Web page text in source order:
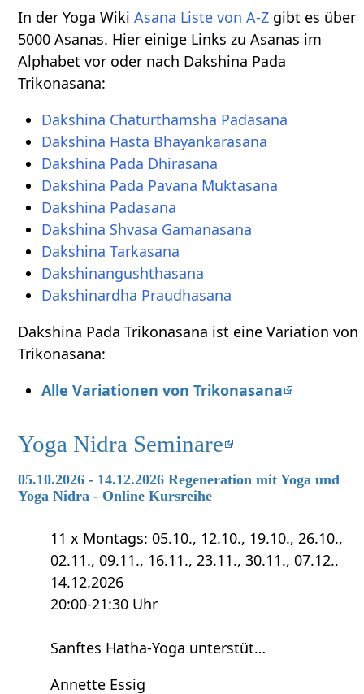
In der Yoga WikiAsana Liste von A-Z gibt es über
5000 Asanas. Hier einige Links zu Asanas im
Alphabet vor oder nach Dakshina Pada
Trikonasana:
Dakshina Chaturthamsha Padasana
Dakshina Hasta Bhayankarasana
Dakshina Pada Dhirasana
Dakshina Pada Pavana Muktasana
Dakshina Padasana
Dakshina Shvasa Gamanasana
Dakshina Tarkasana
Dakshinangushthasana
Dakshinardha Praudhasana
Dakshina Pada Trikonasana ist eine Variation von
Trikonasana:
Alle Variationen von Trikonasana
Yoga Nidra Seminare
05.10.2026 - 14.12.2026 Regeneration mit Yoga und
Yoga Nidra - Online Kursreihe
11 x Montags: 05.10., 12.10., 19.10., 26.10.,
02.11., 09.11., 16.11., 23.11., 30.11., 07.12.,
14.12.2026
20:00-21:30 Uhr
Sanftes Hatha-Yoga unterstüt…
Annette Essig